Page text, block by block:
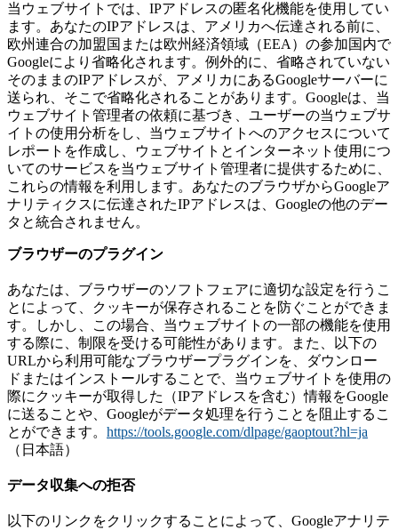
当ウェブサイトでは、IPアドレスの匿名化機能を使用してい
ます。あなたのIPアドレスは、アメリカへ伝達される前に、
欧州連合の加盟国または欧州経済領域（EEA）の参加国内で
Googleにより省略化されます。例外的に、省略されていない
そのままのIPアドレスが、アメリカにあるGoogleサーバーに
送られ、そこで省略化されることがあります。Googleは、当
ウェブサイト管理者の依頼に基づき、ユーザーの当ウェブサ
イトの使用分析をし、当ウェブサイトへのアクセスについて
レポートを作成し、ウェブサイトとインターネット使用につ
いてのサービスを当ウェブサイト管理者に提供するために、
これらの情報を利用します。あなたのブラウザからGoogleア
ナリティクスに伝達されたIPアドレスは、Googleの他のデー
タと統合されません。
ブラウザーのプラグイン
あなたは、ブラウザーのソフトフェアに適切な設定を行うこ
とによって、クッキーが保存されることを防ぐことができま
す。しかし、この場合、当ウェブサイトの一部の機能を使用
する際に、制限を受ける可能性があります。また、以下の
URLから利用可能なブラウザープラグインを、ダウンロー
ドまたはインストールすることで、当ウェブサイトを使用の
際にクッキーが取得した（IPアドレスを含む）情報をGoogle
に送ることや、Googleがデータ処理を行うことを阻止するこ
とができます。 https://tools.google.com/dlpage/gaoptout?hl=ja
（日本語）
データ収集への拒否
以下のリンクをクリックすることによって、Googleアナリテ